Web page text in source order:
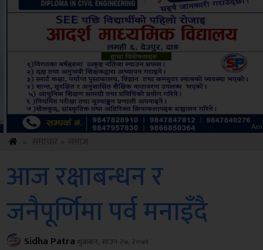
Amb
आज रक्षाबन्धन र
जनैपूर्णिमा पर्व मनाइँदै
Sidha Patra शुक्रबार, साउन २७, २०७९